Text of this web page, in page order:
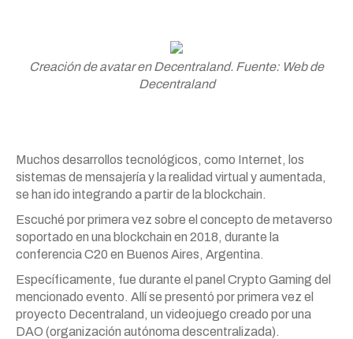
Creación de avatar en Decentraland. Fuente: Web de
Decentraland
Muchos desarrollos tecnológicos, como Internet, los
sistemas de mensajería y la realidad virtual y aumentada,
se han ido integrando a partir de la blockchain.
Escuché por primera vez sobre el concepto de metaverso
soportado en una blockchain en 2018, durante la
conferencia C20 en Buenos Aires, Argentina.
Específicamente, fue durante el panel Crypto Gaming del
mencionado evento. Allí se presentó por primera vez el
proyecto Decentraland, un videojuego creado por una
DAO (organización autónoma descentralizada).